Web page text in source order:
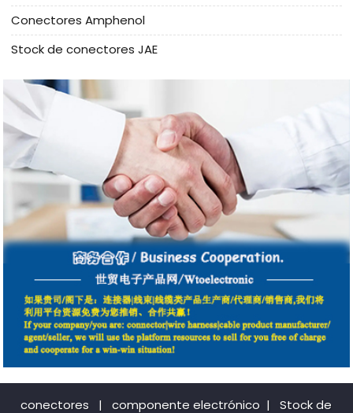
Conectores Amphenol
Stock de conectores JAE
conectores | componente electrónico | Stock de